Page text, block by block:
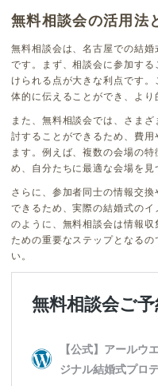
無料相談会の活用法
無料相談会は、名古屋での結
です。まず、相談会に参加す
けられる点が大きな利点です
体的に伝えることができ、より
また、無料相談会では、さま
討することができるため、費
ます。例えば、複数の会場の
め、自分たちに最適な会場を見
さらに、参加者同士の情報交
できるため、実際の結婚式の
のように、無料相談会は情報
ための重要なステップとなる
い。